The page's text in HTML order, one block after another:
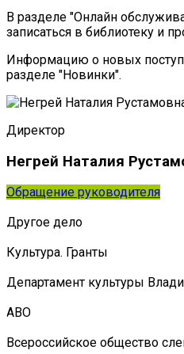
В разделе "Онлайн
записаться в библиотеку и
Информацию о новых
разделе "Новинки".
Директор
Негрей Наталия
Обращение руководителя
Другое дело
Культура. Гранты
Департамент культуры
АВО
Всероссийское общество